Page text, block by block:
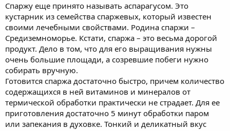
Спаржу еще принято называть аспарагусом. Это
кустарник из семейства спаржевых, который известен
своими лечебными свойствами. Родина спаржи –
Средиземноморье. Кстати, спаржа – это весьма дорогой
продукт. Дело в том, что для его выращивания нужны
очень большие площади, а созревшие побеги нужно
собирать вручную.
Готовится спаржа достаточно быстро, причем количество
содержащихся в ней витаминов и минералов от
термической обработки практически не страдает. Для ее
приготовления достаточно 5 минут обработки паром
или запекания в духовке. Тонкий и деликатный вкус